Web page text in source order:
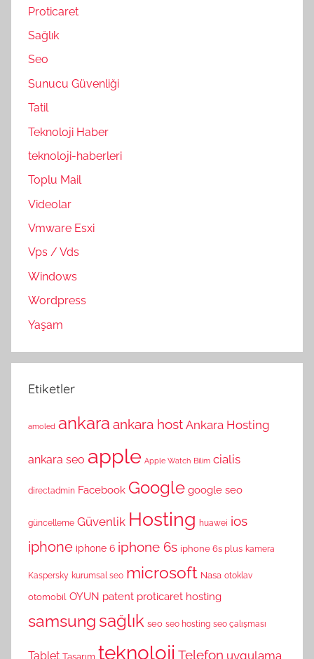
Proticaret
Sağlık
Seo
Sunucu Güvenliği
Tatil
Teknoloji Haber
teknoloji-haberleri
Toplu Mail
Videolar
Vmware Esxi
Vps / Vds
Windows
Wordpress
Yaşam
Etiketler
amoled ankara ankara host Ankara Hosting
ankara seo apple Apple Watch Bilim cialis
directadmin Facebook Google google seo
güncelleme Güvenlik Hosting huawei ios
iphone iphone 6 iphone 6s iphone 6s plus kamera
Kaspersky kurumsal seo microsoft Nasa otoklav
otomobil OYUN patent proticaret hosting
samsung sağlık seo seo hosting seo çalışması
Tablet Tasarım teknoloji Telefon uygulama